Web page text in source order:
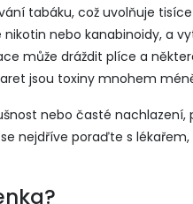
tabáku, což uvolňuje
nebo kanabinoidy, a
může dráždit plíce a
jsou toxiny mnohem
nebo časté
nejdříve poraďte s